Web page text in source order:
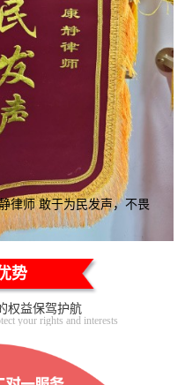
律师 敢于为民发声，不畏
势
权益保驾护航
your rights and interests